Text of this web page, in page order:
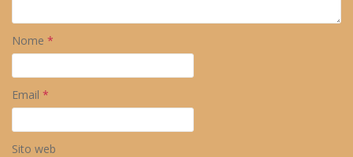
Nome *
Email *
Sito web